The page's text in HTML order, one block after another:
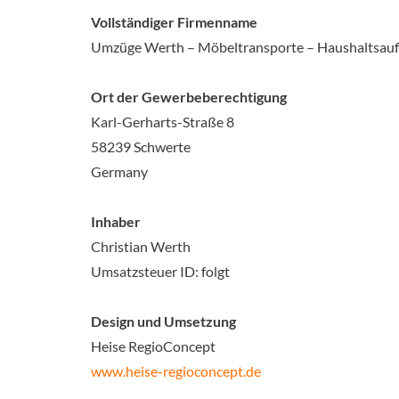
Vollständiger Firmenname
Umzüge Werth – Möbeltransporte –
Ort der Gewerbeberechtigung
Karl-Gerharts-Straße 8
58239 Schwerte
Germany
Inhaber
Christian Werth
Umsatzsteuer ID: folgt
Design und Umsetzung
Heise RegioConcept
www.heise-regioconcept.de